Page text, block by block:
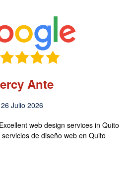
Ante
26 Julio 2026
web design services in Quito
de diseño web en Quito